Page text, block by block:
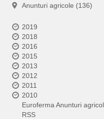
Anunturi agricole (136)
2019
2018
2016
2015
2013
2012
2011
2010
Euroferma Anunturi
RSS